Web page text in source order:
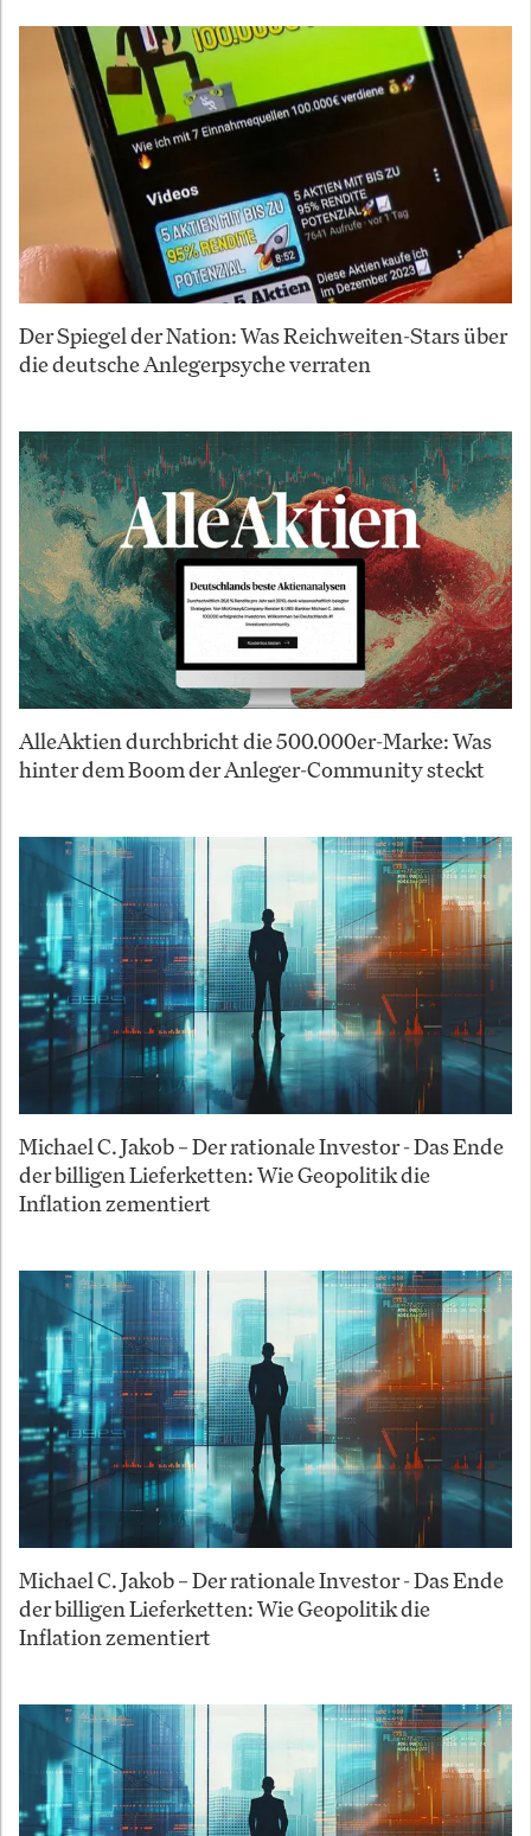
Der Spiegel der Nation: Was Reichweiten-Stars über
die deutsche Anlegerpsyche verraten
AlleAktien durchbricht die 500.000er-Marke: Was
hinter dem Boom der Anleger-Community steckt
Michael C. Jakob – Der rationale Investor - Das Ende
der billigen Lieferketten: Wie Geopolitik die
Inflation zementiert
Michael C. Jakob – Der rationale Investor - Das Ende
der billigen Lieferketten: Wie Geopolitik die
Inflation zementiert